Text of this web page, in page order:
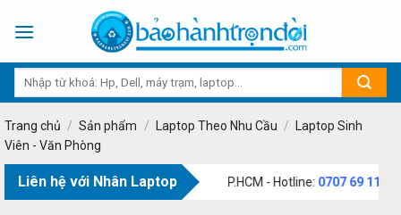
Trang chủ / Sản phẩm / Laptop Theo Nhu Cầu /
Laptop Sinh
Viên - Văn Phòng
Liên hệ với Nhân Laptop
Phạm Văn Bạch, Phường Tân Sơn, TP.HCM - Hotline:0707 69 1111